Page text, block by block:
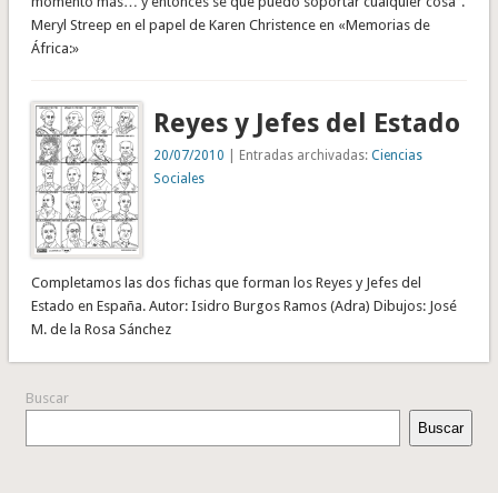
Meryl Streep en el papel de Karen Christence en «Memorias de
África:»
Reyes y Jefes del Estado
20/07/2010 | Entradas archivadas:Ciencias
Sociales
Completamos las dos fichas que forman los Reyes y Jefes del
Estado en España. Autor: Isidro Burgos Ramos (Adra) Dibujos: José
M. de la Rosa Sánchez
Buscar
Buscar